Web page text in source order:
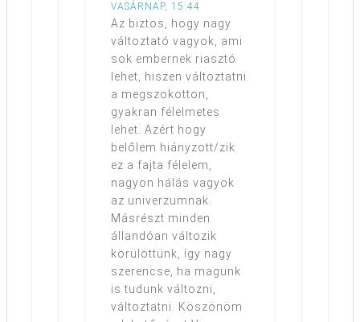
VASÁRNAP, 15:44
Az biztos, hogy nagy
változtató vagyok, ami
sok embernek riasztó
lehet, hiszen változtatni
a megszokotton,
gyakran félelmetes
lehet. Azért hogy
belőlem hiányzott/zik
ez a fajta félelem,
nagyon hálás vagyok
az univerzumnak.
Másrészt minden
állandóan változik
körülöttünk, így nagy
szerencse, ha magunk
is tudunk változni,
változtatni. Köszönöm